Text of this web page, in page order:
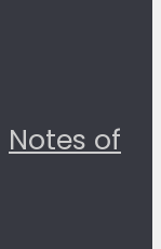
Notes of